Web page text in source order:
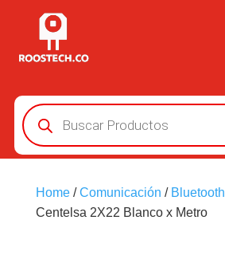
Búsqueda
de
productos
Home/Comunicación / Bluetooth
Centelsa 2X22 Blanco x Metro